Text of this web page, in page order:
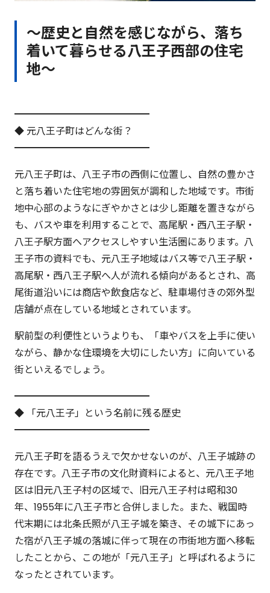
〜歴史と自然を感じながら、落ち
着いて暮らせる八王子西部の住宅
地〜
━━━━━━━━━━━━━━
◆ 元八王子町はどんな街？
━━━━━━━━━━━━━━
元八王子町は、八王子市の西側に位置し、自然の豊かさ
と落ち着いた住宅地の雰囲気が調和した地域です。市街
地中心部のようなにぎやかさとは少し距離を置きながら
も、バスや車を利用することで、高尾駅・西八王子駅・
八王子駅方面へアクセスしやすい生活圏にあります。八
王子市の資料でも、元八王子地域はバス等で八王子駅・
高尾駅・西八王子駅へ人が流れる傾向があるとされ、高
尾街道沿いには商店や飲食店など、駐車場付きの郊外型
店舗が点在している地域とされています。
駅前型の利便性というよりも、「車やバスを上手に使い
ながら、静かな住環境を大切にしたい方」に向いている
街といえるでしょう。
━━━━━━━━━━━━━━
◆ 「元八王子」という名前に残る歴史
━━━━━━━━━━━━━━
元八王子町を語るうえで欠かせないのが、八王子城跡の
存在です。八王子市の文化財資料によると、元八王子地
区は旧元八王子村の区域で、旧元八王子村は昭和30
年、1955年に八王子市と合併しました。また、戦国時
代末期には北条氏照が八王子城を築き、その城下にあっ
た宿が八王子城の落城に伴って現在の市街地方面へ移転
したことから、この地が「元八王子」と呼ばれるように
なったとされています。